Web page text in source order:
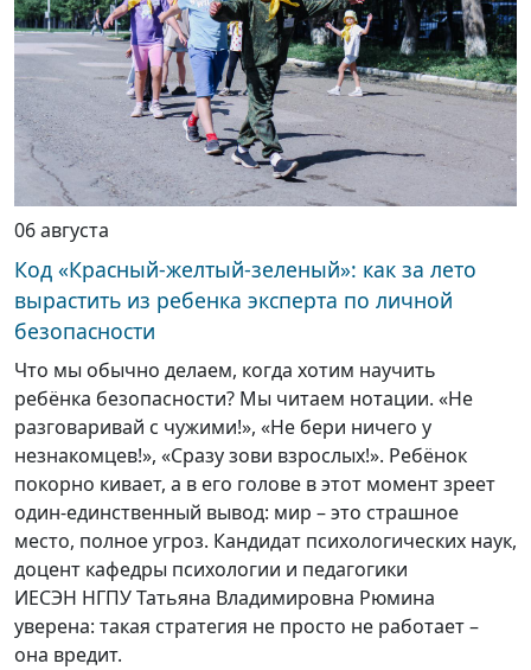
06 августа
Код «Красный-желтый-зеленый»: как за лето
вырастить из ребенка эксперта по личной
безопасности
Что мы обычно делаем, когда хотим научить
ребёнка безопасности? Мы читаем нотации. «Не
разговаривай с чужими!», «Не бери ничего у
незнакомцев!», «Сразу зови взрослых!». Ребёнок
покорно кивает, а в его голове в этот момент зреет
один-единственный вывод: мир – это страшное
место, полное угроз. Кандидат психологических наук,
доцент кафедры психологии и педагогики
ИЕСЭН НГПУ Татьяна Владимировна Рюмина
уверена: такая стратегия не просто не работает –
она вредит.